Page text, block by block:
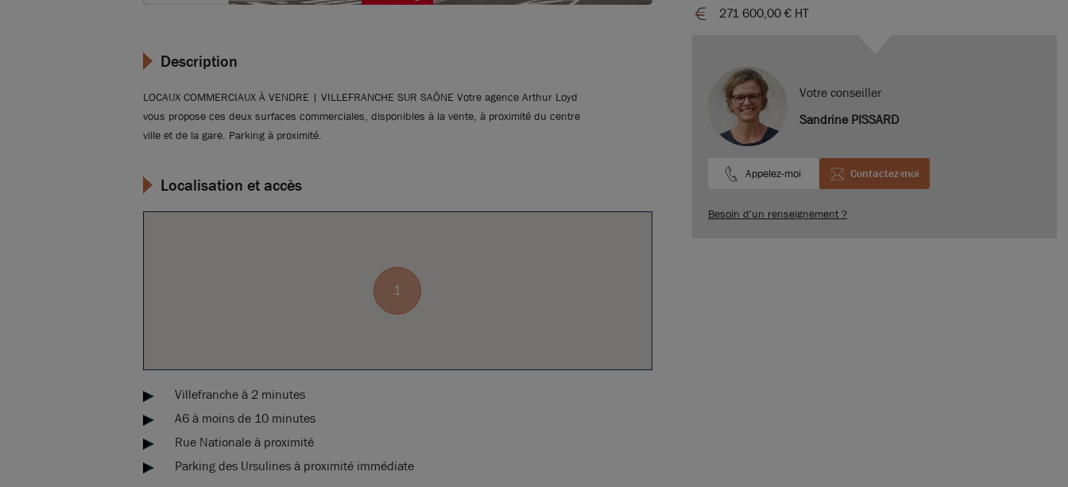
271 600,00 € HT
Votre conseiller
Sandrine PISSARD
Appelez-moi Contactez-moi
Besoin d'un renseignement ?
Description
LOCAUX COMMERCIAUX À VENDRE | VILLEFRANCHE SUR SAÔNE Votre agence Arthur Loyd
vous propose ces deux surfaces commerciales, disponibles à la vente, à proximité du centre
ville et de la gare. Parking à proximité.
Localisation et accès
1
Villefranche à 2 minutes
A6 à moins de 10 minutes
Rue Nationale à proximité
Parking des Ursulines à proximité immédiate